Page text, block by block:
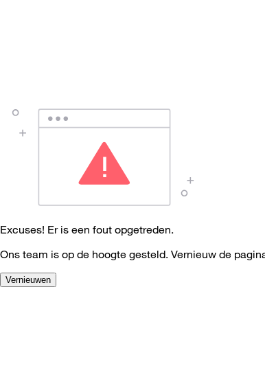
Excuses! Er is een fout opgetreden.
Ons team is op de hoogte gesteld. Vernieuw de
Vernieuwen